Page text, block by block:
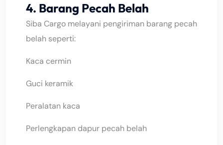
4. Barang Pecah Belah
Siba Cargo melayani pengiriman barang pecah
belah seperti:
Kaca cermin
Guci keramik
Peralatan kaca
Perlengkapan dapur pecah belah